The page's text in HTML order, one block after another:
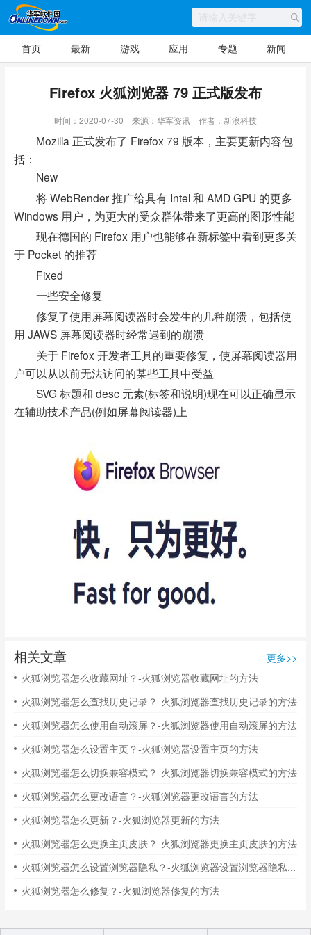
首页 最新 游戏 应用 专题 新闻
Firefox 火狐浏览器 79 正式版发布
时间：2020-07-30 来源：华军资讯 作者：新浪科技
Mozilla 正式发布了 Firefox 79 版本，主要更新内容包
括：
New
将 WebRender 推广给具有 Intel 和 AMD GPU 的更多
Windows 用户，为更大的受众群体带来了更高的图形性能
现在德国的 Firefox 用户也能够在新标签中看到更多关
于 Pocket 的推荐
Fixed
一些安全修复
修复了使用屏幕阅读器时会发生的几种崩溃，包括使
用 JAWS 屏幕阅读器时经常遇到的崩溃
关于 Firefox 开发者工具的重要修复，使屏幕阅读器用
户可以从以前无法访问的某些工具中受益
SVG 标题和 desc 元素(标签和说明)现在可以正确显示
在辅助技术产品(例如屏幕阅读器)上
相关文章
更多>>
火狐浏览器怎么收藏网址？-火狐浏览器收藏网址的方法
火狐浏览器怎么查找历史记录？-火狐浏览器查找历史记录的方法
火狐浏览器怎么使用自动滚屏？-火狐浏览器使用自动滚屏的方法
火狐浏览器怎么设置主页？-火狐浏览器设置主页的方法
火狐浏览器怎么切换兼容模式？-火狐浏览器切换兼容模式的方法
火狐浏览器怎么更改语言？-火狐浏览器更改语言的方法
火狐浏览器怎么更新？-火狐浏览器更新的方法
火狐浏览器怎么更换主页皮肤？-火狐浏览器更换主页皮肤的方法
火狐浏览器怎么设置浏览器隐私？-火狐浏览器设置浏览器隐私的方法
火狐浏览器怎么修复？-火狐浏览器修复的方法